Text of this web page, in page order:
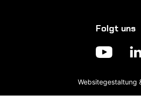
Folgt uns
Websitegestaltung